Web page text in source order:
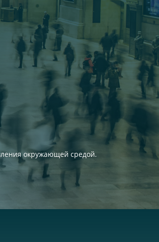
окружающей средой.